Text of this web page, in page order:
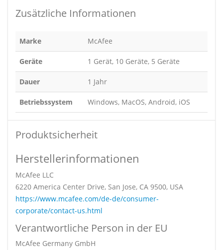
Zusätzliche Informationen
Marke McAfee
Geräte 1 Gerät, 10 Geräte, 5 Geräte
Dauer 1 Jahr
Betriebssystem Windows, MacOS, Android, iOS
Produktsicherheit
Herstellerinformationen
McAfee LLC
6220 America Center Drive, San Jose, CA 9500, USA
https://www.mcafee.com/de-de/consumer-
corporate/contact-us.html
Verantwortliche Person in der EU
McAfee Germany GmbH